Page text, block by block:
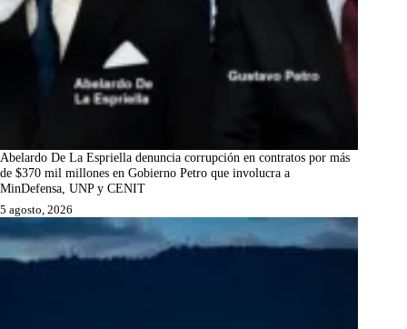
Abelardo De La Espriella denuncia corrupción en contratos por más
de $370 mil millones en Gobierno Petro que involucra a
MinDefensa, UNP y CENIT
5 agosto, 2026